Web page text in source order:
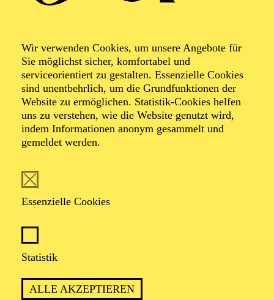
Wir verwenden Cookies, um unsere Angebote für
Sie möglichst sicher, komfortabel und
serviceorientiert zu gestalten. Essenzielle Cookies
sind unentbehrlich, um die Grundfunktionen der
Website zu ermöglichen. Statistik-Cookies helfen
uns zu verstehen, wie die Website genutzt wird,
indem Informationen anonym gesammelt und
gemeldet werden.
Essenzielle Cookies
Statistik
ALLE AKZEPTIEREN
Foto: Johan Sandberg
Silvia Weiskopf
Schauspiel-Ensemble
ihr Studium von 2002 bis 2006 an der Schauspielschule
2005 am Schauspielhaus Bochum gezeigt wurde,
Sommernachtstraum“. 2006 trat sie ihr erstes
Gastengagement an: Unter der Regie von David Bösch